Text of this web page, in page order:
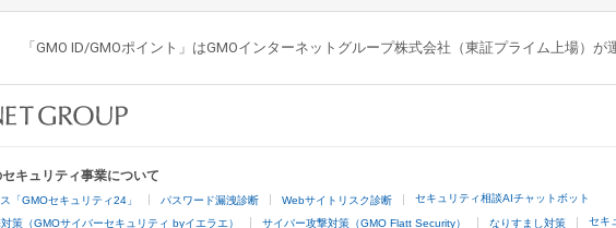
「GMO ID/GMOポイント」はGMOインターネットグループ株式会社（東証プライム上場）が
キュリティ事業について
「GMOセキュリティ24」 パスワード漏洩診断 Webサイトリスク診断 セキュリティ相談AIチャットボット
策（GMOサイバーセキュリティ byイエラエ） サイバー攻撃対策（GMO Flatt Security） なりすまし対策 セキ